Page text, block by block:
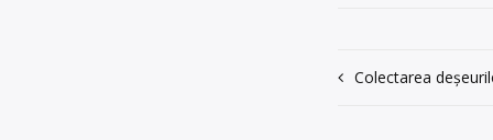
Navigare
Colectarea